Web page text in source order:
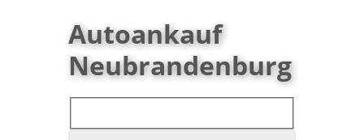
Autoankauf
Neubrandenburg